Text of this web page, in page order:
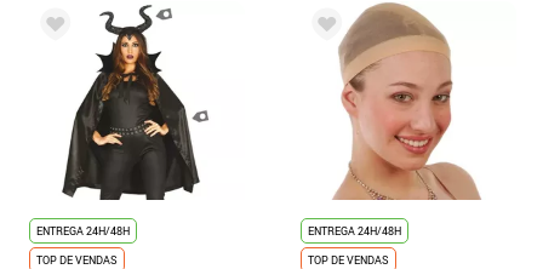
ENTREGA 24H/48H
TOP DE VENDAS
ENTREGA 24H/48H
TOP DE VENDAS